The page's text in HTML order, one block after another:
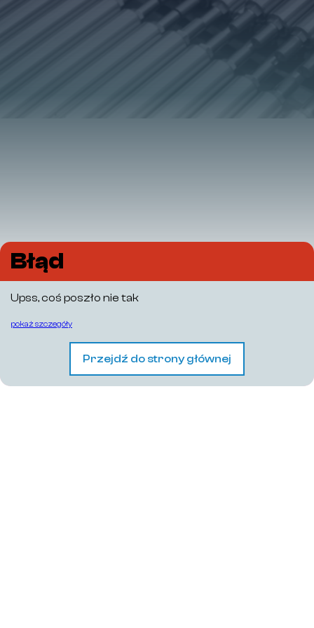
Błąd
Upss, coś poszło nie tak
pokaż szczegóły
Przejdź do strony głównej